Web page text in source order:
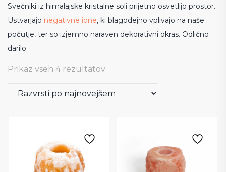
Svečniki iz himalajske kristalne soli prijetno osvetlijo prostor.
Ustvarjajo negativne ione, ki blagodejno vplivajo na naše
počutje, ter so izjemno naraven dekorativni okras. Odlično
darilo.
Prikaz vseh 4 rezultatovRazvrščeno
priljubljenosti